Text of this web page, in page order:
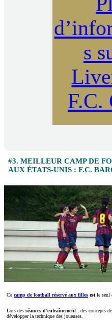
s
F.C.
#3. MEILLEUR CAMP DE
AUX ÉTATS-UNIS : F.C.
Ce camp de football réservé aux filles estle seul
Lors des séances d’entraînement, des concepts
développer la technique des joueuses.